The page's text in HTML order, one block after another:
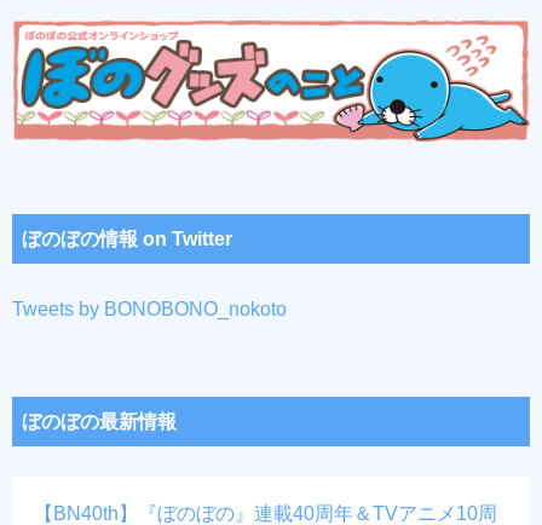
ぼのぼの情報 on Twitter
Tweets by BONOBONO_nokoto
ぼのぼの最新情報
【BN40th】『ぼのぼの』連載40周年＆TVアニメ10周